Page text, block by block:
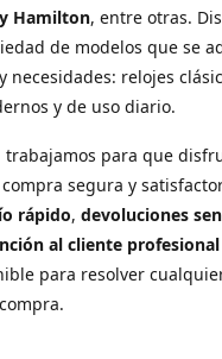
Hamilton, entre otras.
de modelos que se
necesidades: relojes
y de uso diario.
trabajamos para que
segura y
rápido, devoluciones
al cliente profesional
para resolver